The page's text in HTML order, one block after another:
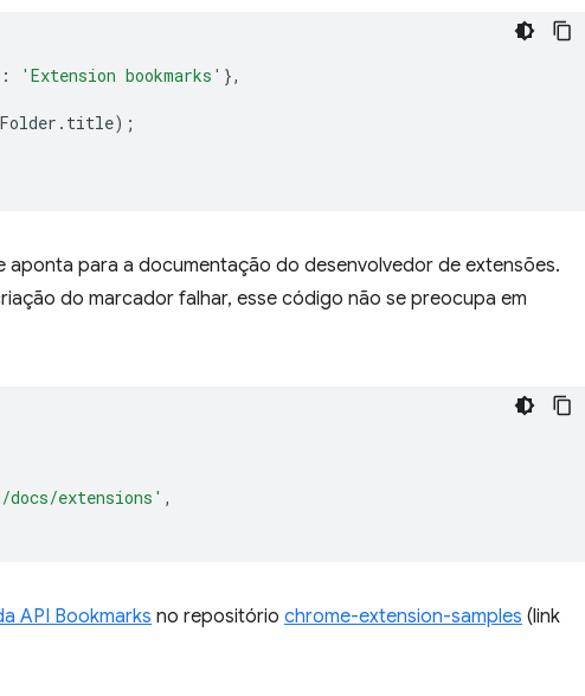
: 'Extension bookmarks' },
. title);
aponta para a documentação do desenvolvedor de extensões.
do marcador falhar, esse código não se preocupa em
extensions' ,
API Bookmarks no repositório chrome-extension-samples (link